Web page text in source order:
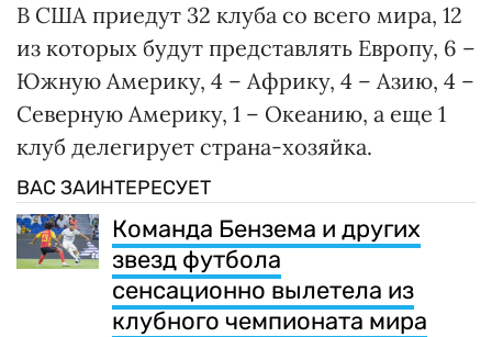
В США приедут 32 клуба со всего мира, 12
из которых будут представлять Европу, 6 –
Южную Америку, 4 – Африку, 4 – Азию, 4 –
Северную Америку, 1 – Океанию, а еще 1
клуб делегирует страна-хозяйка.
ВАС ЗАИНТЕРЕСУЕТ
Команда Бензема и других
звезд футбола
сенсационно вылетела из
клубного чемпионата мира